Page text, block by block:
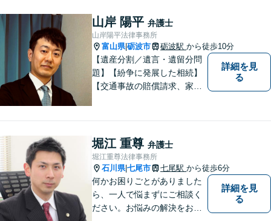
山岸 陽平 弁護士
山岸陽平法律事務所
富山県|砺波市 砺波駅 から徒歩10分
【遺産分割／遺言・遺留分問
題】【紛争に発展した相続】
【交通事故の賠償請求、家族
交渉などの代理人活動を行い
ます。顧問契約先の法律相
談、個人の方の法律相談対応
も。
詳細を見
る
堀江 重尊 弁護士
堀江重尊法律事務所
石川県|七尾市 七尾駅 から徒歩6分
何かお困りごとがありました
ら、一人で悩まずにご相談く
ださい。お悩みの解決をお手
詳細を見
る